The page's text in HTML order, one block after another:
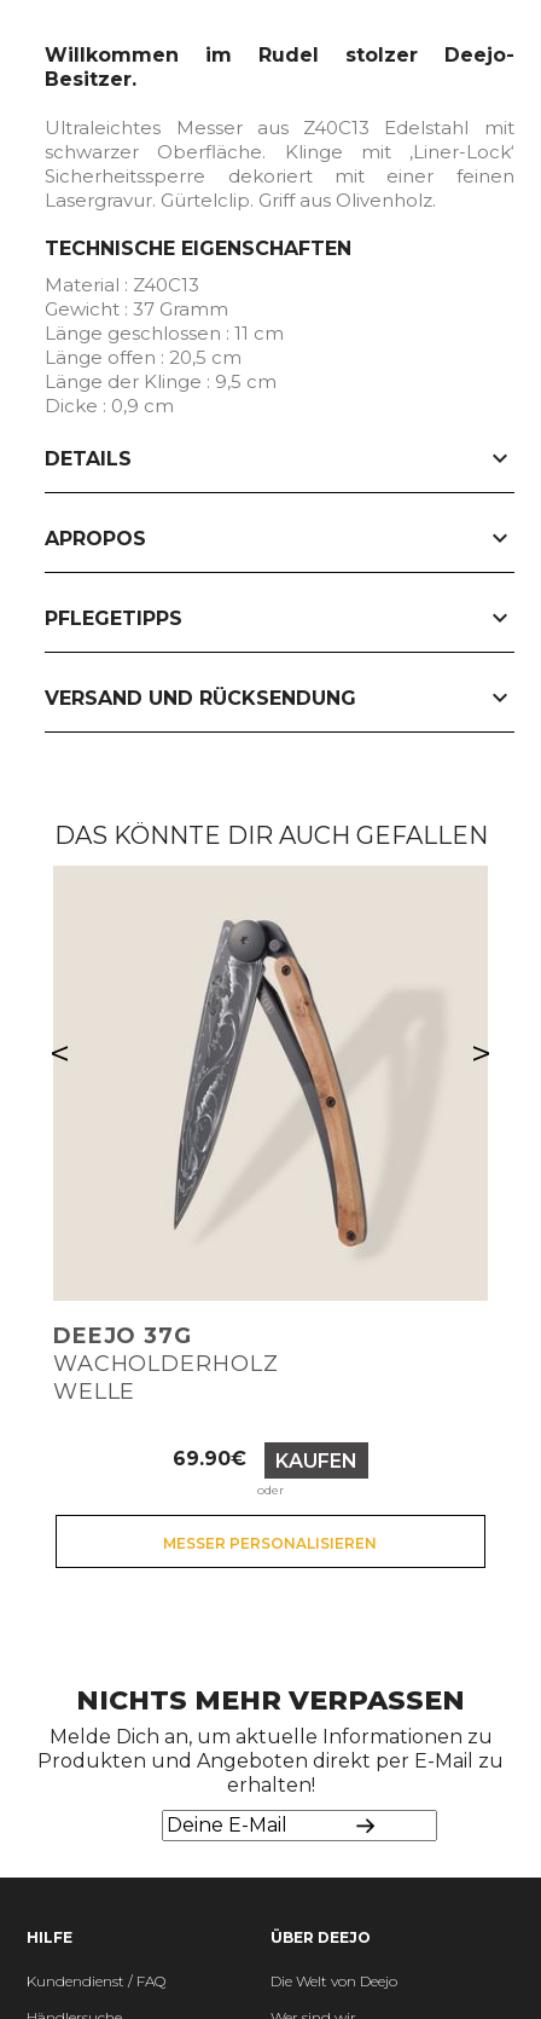
Willkommen im Rudel stolzer Deejo-
Besitzer.
Ultraleichtes Messer aus Z40C13 Edelstahl mit
schwarzer Oberfläche. Klinge mit ‚Liner-Lock‘
Sicherheitssperre dekoriert mit einer feinen
Lasergravur. Gürtelclip. Griff aus Olivenholz.
TECHNISCHE EIGENSCHAFTEN
Material : Z40C13
Gewicht : 37 Gramm
Länge geschlossen : 11 cm
Länge offen : 20,5 cm
Länge der Klinge : 9,5 cm
Dicke : 0,9 cm
DETAILS expand_more
APROPOS expand_more
PFLEGETIPPS expand_more
VERSAND UND RÜCKSENDUNG expand_more
DAS KÖNNTE DIR AUCH GEFALLEN
DEEJO 37G
WACHOLDERHOLZ
WELLE
Preis
69.90€ KAUFEN
oder
MESSER PERSONALISIEREN
< >
NICHTS MEHR VERPASSEN
Melde Dich an, um aktuelle Informationen zu
Produkten und Angeboten direkt per E-Mail zu
erhalten!
HILFE
Kundendienst / FAQ
ÜBER DEEJO
Die Welt von Deejo